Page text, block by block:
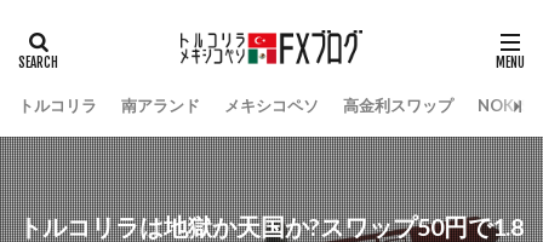
トルコリラ 南アランド メキシコペソ 高金利スワップ NOK/
トルコリラは地獄か天国か?スワップ50円で1.8